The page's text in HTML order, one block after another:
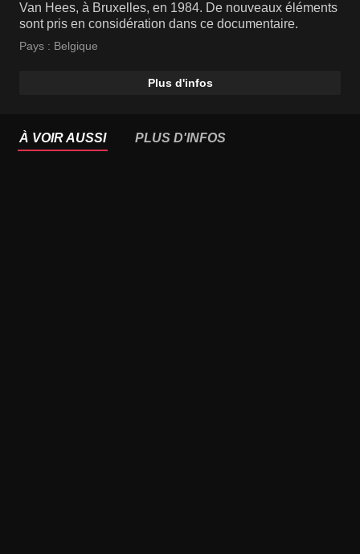
Van Hees, à Bruxelles, en 1984. De nouveaux éléments
sont pris en considération dans ce documentaire.
Pays : Belgique
Plus d'infos
À VOIR AUSSI PLUS D'INFOS